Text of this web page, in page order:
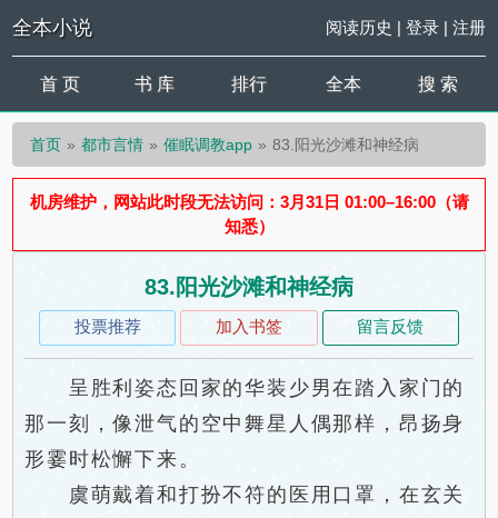
全本小说 阅读历史 | 登录| 注册
首 页 书 库 排行 全本 搜 索
首页 都市言情 催眠调教app 83.阳光沙滩和神经病
机房维护，网站此时段无法访问：3月31日 01:00–16:00（请
知悉）
83.阳光沙滩和神经病
投票推荐 加入书签 留言反馈
呈胜利姿态回家的华装少男在踏入家门的
那一刻，像泄气的空中舞星人偶那样，昂扬身
形霎时松懈下来。
虞萌戴着和打扮不符的医用口罩，在玄关